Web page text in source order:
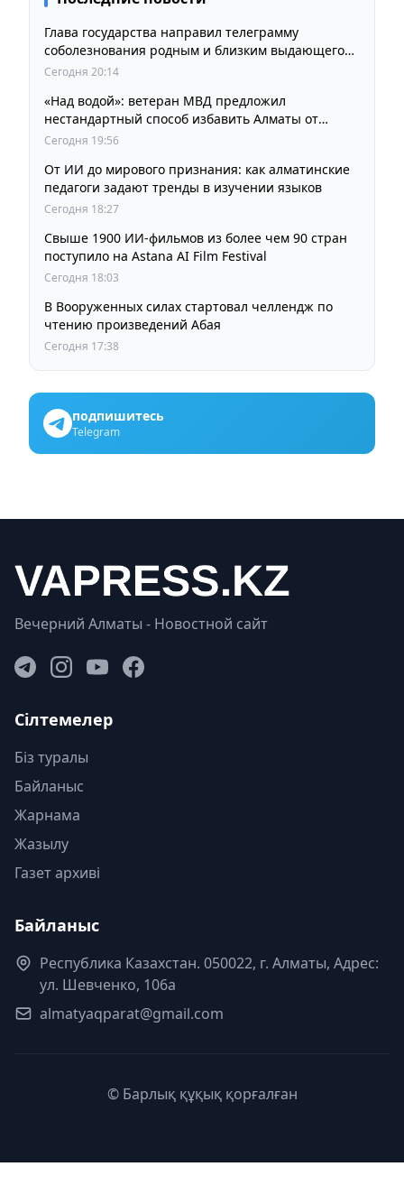
Глава государства направил телеграмму
соболезнования родным и близким выдающегося
кинорежиссера Ардака Амиркулова
Сегодня 20:14
«Над водой»: ветеран МВД предложил
нестандартный способ избавить Алматы от
пробок и смога
Сегодня 19:56
От ИИ до мирового признания: как алматинские
педагоги задают тренды в изучении языков
Сегодня 18:27
Свыше 1900 ИИ-фильмов из более чем 90 стран
поступило на Astana AI Film Festival
Сегодня 18:03
В Вооруженных силах стартовал челлендж по
чтению произведений Абая
Сегодня 17:38
подпишитесь
Telegram
Вечерний Алматы - Новостной сайт
Сілтемелер
Біз туралы
Байланыс
Жарнама
Жазылу
Газет архиві
Байланыс
Республика Казахстан. 050022, г. Алматы, Адрес:
ул. Шевченко, 106а
almatyaqparat@gmail.com
© Барлық құқық қорғалған